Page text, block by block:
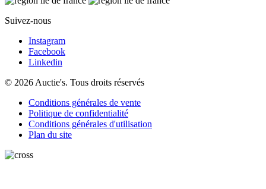
Suivez-nous
Instagram
Facebook
Linkedin
© 2026 Auctie's. Tous droits réservés
Conditions générales de vente
Politique de confidentialité
Conditions générales d'utilisation
Plan du site